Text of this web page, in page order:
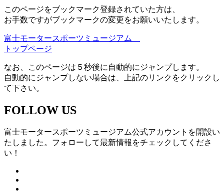
このページをブックマーク登録されていた方は、
お手数ですがブックマークの変更をお願いいたします。
富士モータースポーツミュージアム
トップページ
なお、このページは５秒後に自動的にジャンプします。
自動的にジャンプしない場合は、上記のリンクをクリックし
て下さい。
FOLLOW US
富士モータースポーツミュージアム公式アカウントを開設い
たしました。フォローして最新情報をチェックしてくださ
い！